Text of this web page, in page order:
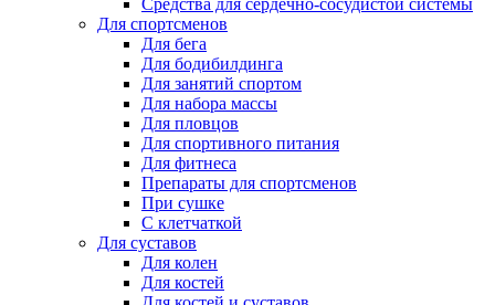
Средства для сердечно-сосудистой системы
Для спортсменов
Для бега
Для бодибилдинга
Для занятий спортом
Для набора массы
Для пловцов
Для спортивного питания
Для фитнеса
Препараты для спортсменов
При сушке
С клетчаткой
Для суставов
Для колен
Для костей